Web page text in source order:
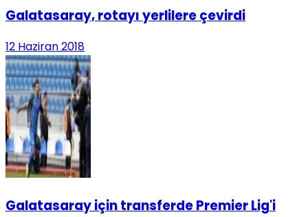
Galatasaray, rotayı yerlilere çevirdi
12 Haziran 2018
Galatasaray için transferde Premier Lig'i